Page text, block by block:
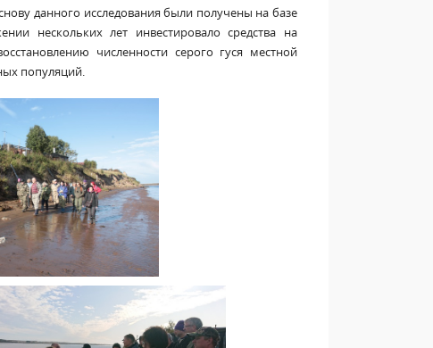
данного исследования были получены на базе
нескольких лет инвестировало средства на
численности серого гуся местной
популяций.